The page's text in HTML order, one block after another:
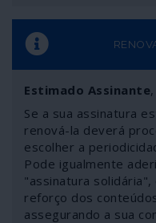
golpista venezuelano
Estimado Assinante,
Se a sua assinatura
renová-la deverá
escolher a
Pode igualmente
"assinatura
reforço dos
assegurando a sua